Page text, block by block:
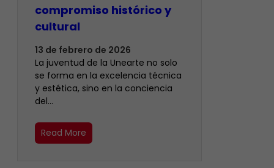
compromiso histórico y
cultural
13 de febrero de 2026
La juventud de la Unearte no solo
se forma en la excelencia técnica
y estética, sino en la conciencia
del…
Read More